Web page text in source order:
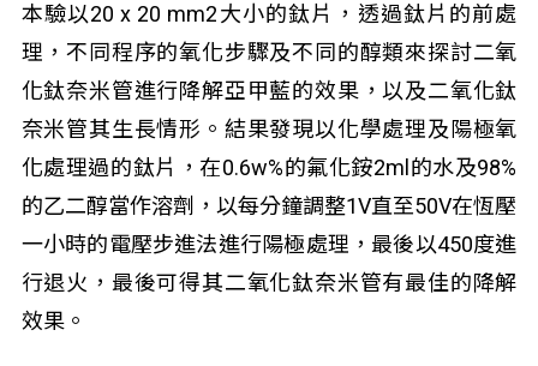
本驗以20 x 20 mm2大小的鈦片，透過鈦片的前處
理，不同程序的氧化步驟及不同的醇類來探討二氧
化鈦奈米管進行降解亞甲藍的效果，以及二氧化鈦
奈米管其生長情形。結果發現以化學處理及陽極氧
化處理過的鈦片，在0.6w%的氟化銨2ml的水及98%
的乙二醇當作溶劑，以每分鐘調整1V直至50V在恆壓
一小時的電壓步進法進行陽極處理，最後以450度進
行退火，最後可得其二氧化鈦奈米管有最佳的降解
效果。